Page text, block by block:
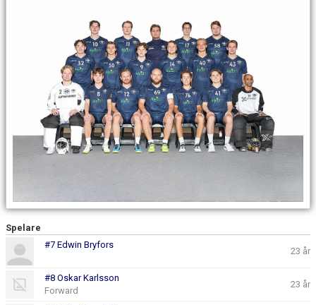
Spelare
#7 Edwin Bryfors
23 år
#8 Oskar Karlsson
Forward
23 år